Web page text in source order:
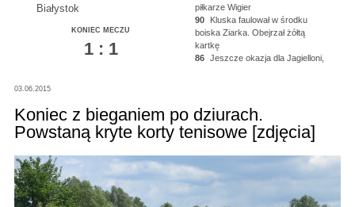
Białystok
KONIEC MECZU
1 : 1
piłkarze Wigier
90
Kluska faulował w środku
boiska Ziarka. Obejrzał żółtą
kartkę
86
Jeszcze okazja dla Jagielloni,
Noworyty, strzał niecelny!
03.06.2015
Koniec z bieganiem po dziurach.
Powstaną kryte korty tenisowe [zdjęcia]